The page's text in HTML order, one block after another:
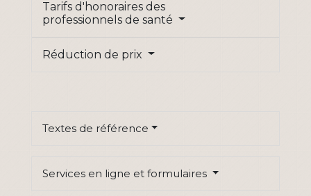
Tarifs d'honoraires des
professionnels de santé
Réduction de prix
Textes de référence
Services en ligne et formulaires